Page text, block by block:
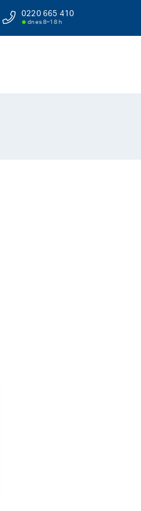
0220 665 410
dnes 8–18 h